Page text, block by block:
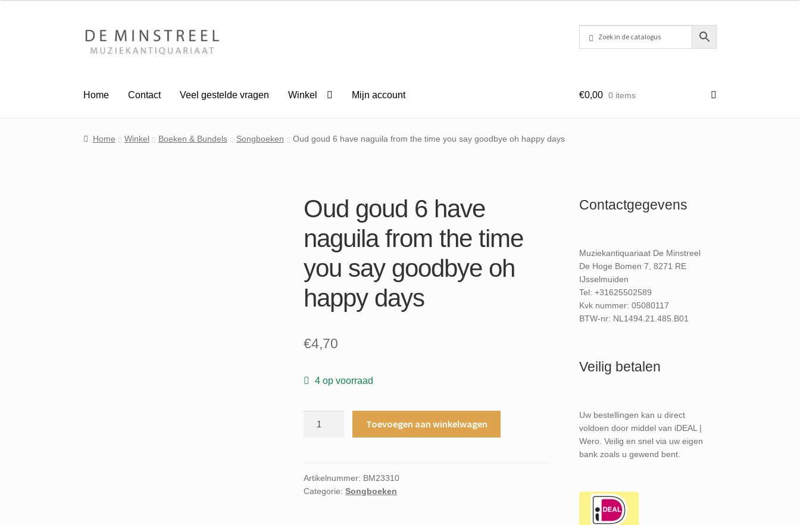
Ga
door
Ga
naar
Home
Contact Veel gestelde vragen Winkel Mijn account €0,00 0 items
Home Winkel Boeken & Bundels Songboeken Oud goud 6 have naguila from the time you say goodbye oh happy days
Oud goud 6 have
naguila from the time
you say goodbye oh
happy days
€4,70
4 op voorraad
naguila
from
Toevoegen aan winkelwagen
Artikelnummer: BM23310
Categorie:Songboeken
Contactgegevens
Muziekantiquariaat De Minstreel
De Hoge Bomen 7, 8271 RE
IJsselmuiden
Tel: +31625502589
Kvk nummer: 05080117
BTW-nr: NL1494.21.485.B01
Veilig betalen
Uw bestellingen kan u direct
voldoen door middel van iDEAL |
Wero. Veilig en snel via uw eigen
bank zoals u gewend bent.